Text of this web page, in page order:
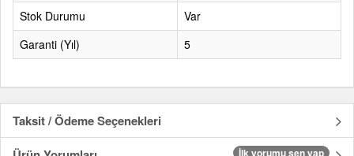
Stok Durumu
Var
Garanti (Yıl)
5
Taksit / Ödeme Seçenekleri
İlk yorumu sen yap